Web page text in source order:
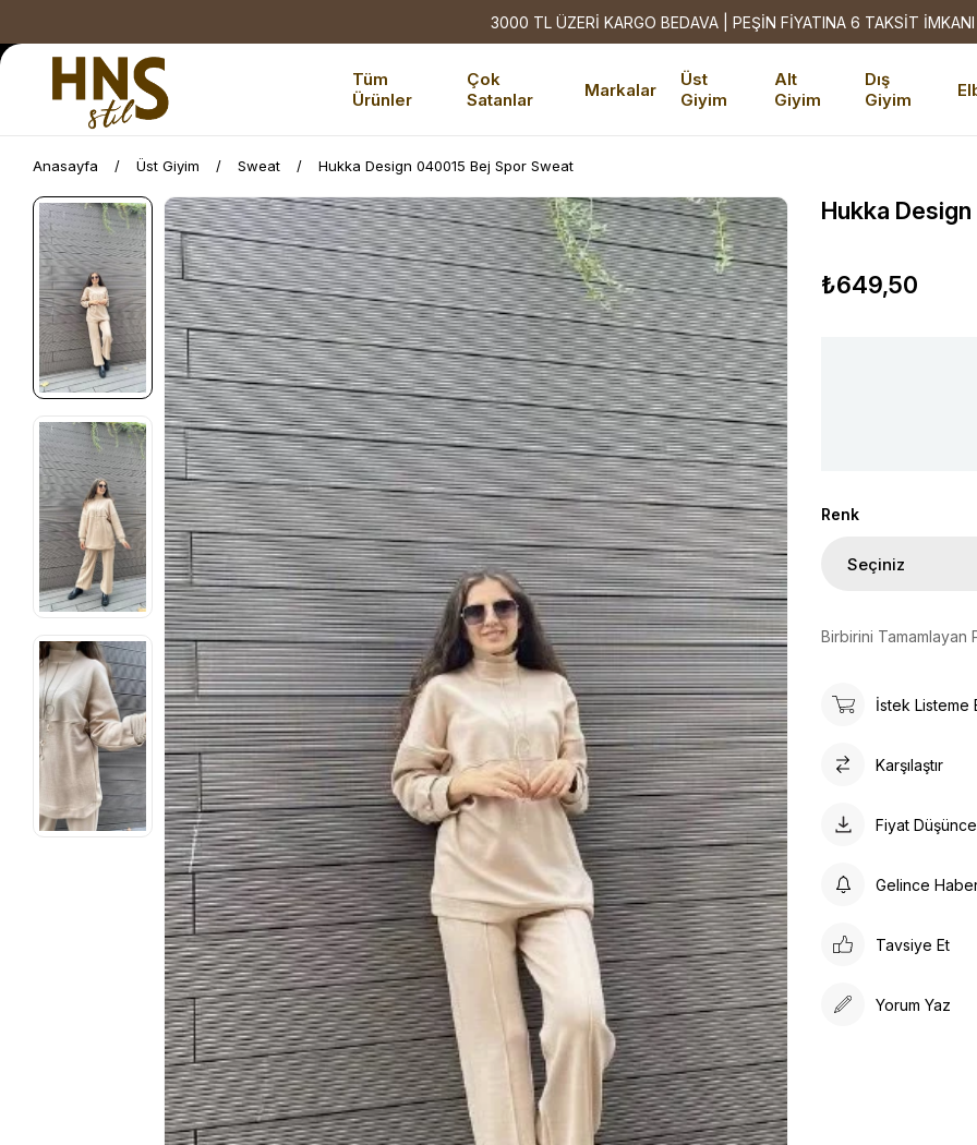
3000 TL ÜZERİ KARGO BEDAVA | PEŞİN FİYATINA 6 TAKSİT İMKANI
Tüm
Ürünler
Çok
Satanlar
Markalar
Üst
Giyim
Alt
Giyim
Dış
Giyim
Anasayfa Üst Giyim Sweat Hukka Design 040015 Bej Spor Sweat
Hukka
₺649,50
Renk
Birbirini Tamamlayan
İstek Listeme
Karşılaştır
Fiyat
Gelince
Tavsiye Et
Yorum Yaz